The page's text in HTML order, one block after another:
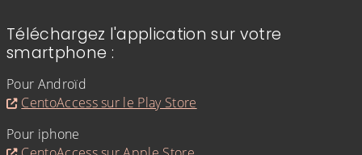
Téléchargez l'application sur votre
smartphone :
Pour Androïd
CentoAccess sur le Play Store
Pour iphone